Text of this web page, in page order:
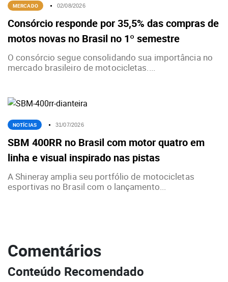
MERCADO 02/08/2026
Consórcio responde por 35,5% das compras de
motos novas no Brasil no 1º semestre
O consórcio segue consolidando sua importância no
mercado brasileiro de motocicletas....
NOTÍCIAS 31/07/2026
SBM 400RR no Brasil com motor quatro em
linha e visual inspirado nas pistas
A Shineray amplia seu portfólio de motocicletas
esportivas no Brasil com o lançamento...
Comentários
Conteúdo Recomendado